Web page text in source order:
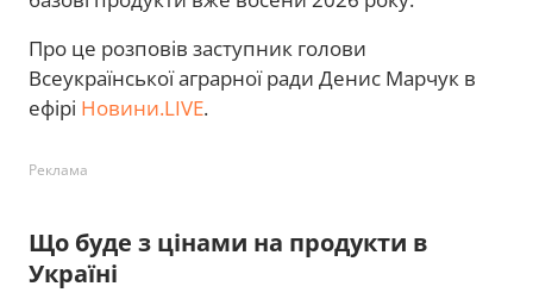
Про це розповів заступник голови
Всеукраїнської аграрної ради Денис Марчук в
ефірі Новини.LIVE.
Реклама
Що буде з цінами на продукти в
Україні